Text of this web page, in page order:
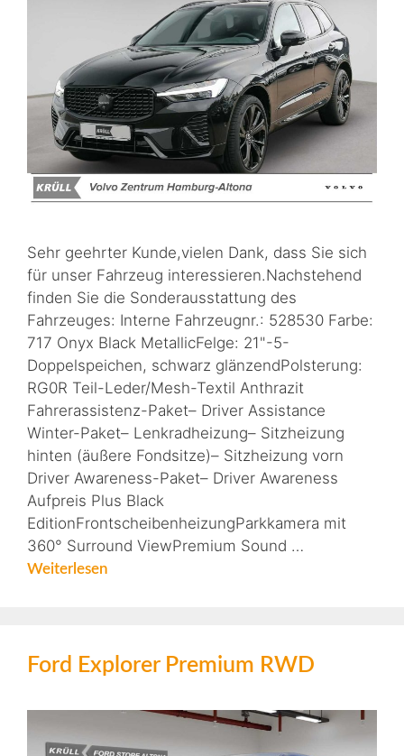
Sehr geehrter Kunde,vielen Dank, dass Sie sich
für unser Fahrzeug interessieren.Nachstehend
finden Sie die Sonderausstattung des
Fahrzeuges: Interne Fahrzeugnr.: 528530 Farbe:
717 Onyx Black MetallicFelge: 21"-5-
Doppelspeichen, schwarz glänzendPolsterung:
RG0R Teil-Leder/Mesh-Textil Anthrazit
Fahrerassistenz-Paket– Driver Assistance
Winter-Paket– Lenkradheizung– Sitzheizung
hinten (äußere Fondsitze)– Sitzheizung vorn
Driver Awareness-Paket– Driver Awareness
Aufpreis Plus Black
EditionFrontscheibenheizungParkkamera mit
360° Surround ViewPremium Sound …
Weiterlesen
Ford Explorer Premium RWD